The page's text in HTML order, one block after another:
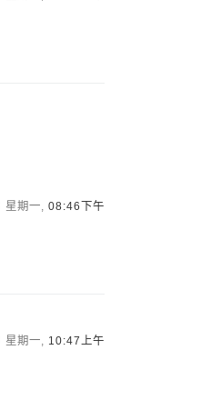
星期一, 08:46下午
星期一, 10:47上午